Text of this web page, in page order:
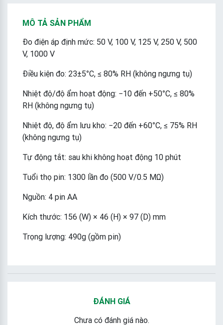
MÔ TẢ SẢN PHẨM
Đo điện áp định mức: 50 V, 100 V, 125 V, 250 V, 500
V, 1000 V
Điều kiện đo: 23±5°C, ≤ 80% RH (không ngưng tụ)
Nhiệt độ/độ ẩm hoạt động: −10 đến +50°C, ≤ 80%
RH (không ngưng tụ)
Nhiệt độ, độ ẩm lưu kho: −20 đến +60°C, ≤ 75% RH
(không ngưng tụ)
Tự động tắt: sau khi không hoạt động 10 phút
Tuổi thọ pin: 1300 lần đo (500 V/0.5 MΩ)
Nguồn: 4 pin AA
Kích thước: 156 (W) × 46 (H) × 97 (D) mm
Trọng lượng: 490g (gồm pin)
ĐÁNH GIÁ
Chưa có đánh giá nào.